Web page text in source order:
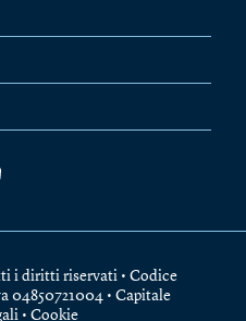
i diritti riservati • Codice
04850721004 • Capitale
• Cookie